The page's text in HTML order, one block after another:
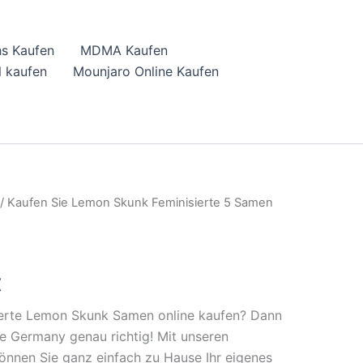
Kaufen
MDMA Kaufen
kaufen
Mounjaro Online Kaufen
/ Kaufen Sie Lemon Skunk Feminisierte 5 Samen
Current
Lemon Skunk Samen online kaufen? Dann
Germany genau richtig! Mit unseren
Sie ganz einfach zu Hause Ihr eigenes